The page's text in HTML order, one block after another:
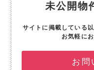
未公開物
サイトに掲載している
お気軽に
お問